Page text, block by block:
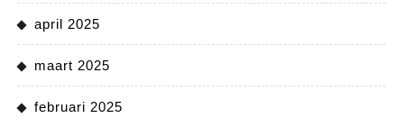
april 2025
maart 2025
februari 2025